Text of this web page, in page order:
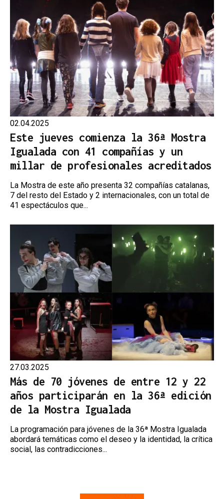
02.04.2025
Este jueves comienza la 36ª Mostra
Igualada con 41 compañías y un
millar de profesionales acreditados
La Mostra de este año presenta 32 compañías catalanas,
7 del resto del Estado y 2 internacionales, con un total de
41 espectáculos que...
27.03.2025
Más de 70 jóvenes de entre 12 y 22
años participarán en la 36ª edición
de la Mostra Igualada
La programación para jóvenes de la 36ª Mostra Igualada
abordará temáticas como el deseo y la identidad, la crítica
social, las contradicciones...